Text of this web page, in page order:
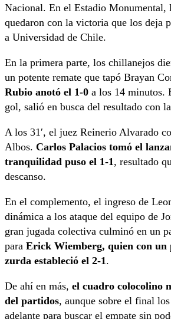
Nacional. En el Estadio Monumental,
quedaron con la victoria que los deja
a Universidad de Chile.
En la primera parte, los chillanejos
un potente remate que tapó Brayan
Rubio anotó el 1-0 a los 14 minutos.
gol, salió en busca del resultado con
A los 31′, el juez Reinerio Alvarado
Albos. Carlos Palacios tomó el
tranquilidad puso el 1-1, resultado
descanso.
En el complemento, el ingreso de
dinámica a los ataque del equipo de
gran jugada colectiva culminó en un
para Erick Wiemberg, quien con un
zurda estableció el 2-1.
De ahí en más, el cuadro colocolino
del partidos, aunque sobre el final
adelante para buscar el empate sin